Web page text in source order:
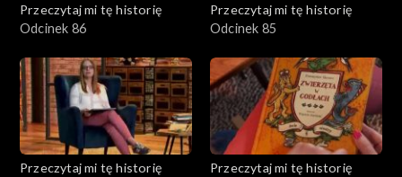
Przeczytaj mi tę historię
Odcinek 86
Przeczytaj mi tę historię
Odcinek 85
Przeczytaj mi tę historię
Przeczytaj mi tę historię